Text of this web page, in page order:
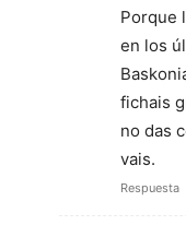
Porque
en los
fichais
no das
vais.
Respuesta